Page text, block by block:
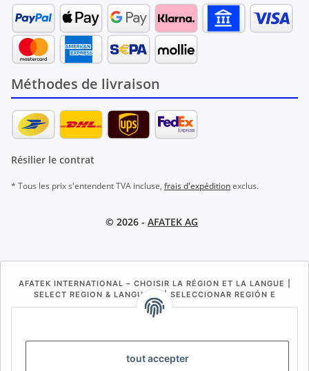
tout accepter
Méthodes de livraison
Résilier le contrat
* Tous les prix s'entendent TVA incluse, frais d'expéditionexclus.
© 2026 - AFATEK AG
AFATEK INTERNATIONAL – CHOISIR LA RÉGION ET LA LANGUE |
SELECT REGION & LANGUAGE | SELECCIONAR REGIÓN E
IDIOMA
BE (NL) BE (FR)